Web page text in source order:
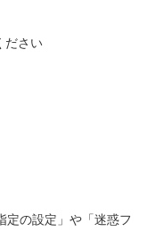
ださい
定の設定」や「迷惑フ